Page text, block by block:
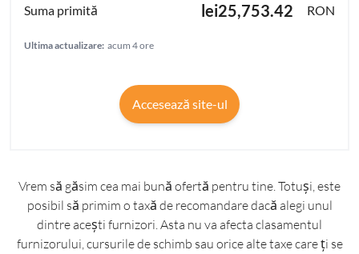
lei25,753.42 RON
Ultima actualizare: acum 4 ore
Accesează site-ul
Vrem să găsim cea mai bună ofertă pentru tine. Totuși, este
posibil să primim o taxă de recomandare dacă alegi unul
dintre acești furnizori. Asta nu va afecta clasamentul
furnizorului, cursurile de schimb sau orice alte taxe care ți se